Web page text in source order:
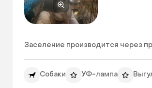
Заселение производится через
Собаки УФ-лампа